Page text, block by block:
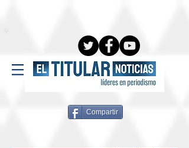
Compartir